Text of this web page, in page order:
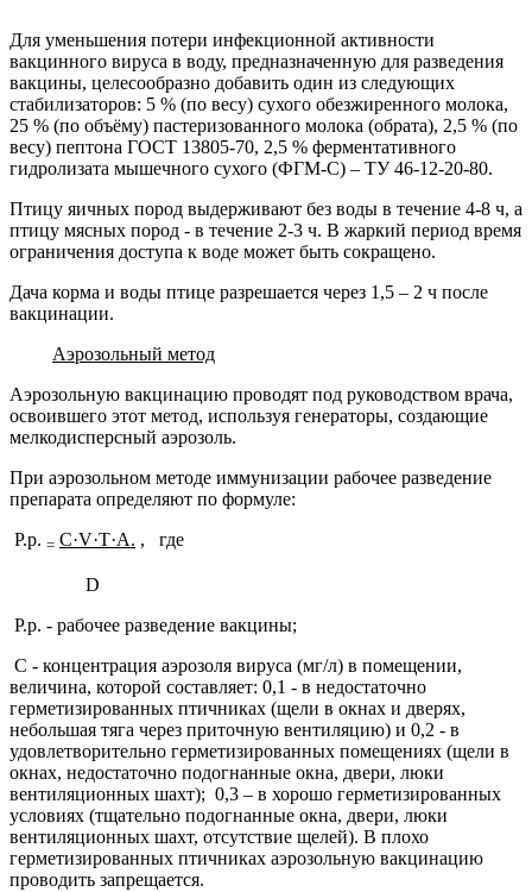
Для уменьшения потери инфекционной активности
вакцинного вируса в воду, предназначенную для разведения
вакцины, целесообразно добавить один из следующих
стабилизаторов: 5 % (по весу) сухого обезжиренного молока,
25 % (по объёму) пастеризованного молока (обрата), 2,5 % (по
весу) пептона ГОСТ 13805-70, 2,5 % ферментативного
гидролизата мышечного сухого (ФГМ-С) – ТУ 46-12-20-80.
Птицу яичных пород выдерживают без воды в течение 4-8 ч, а
птицу мясных пород - в течение 2-3 ч. В жаркий период время
ограничения доступа к воде может быть сокращено.
Дача корма и воды птице разрешается через 1,5 – 2 ч после
вакцинации.
Аэрозольный метод
Аэрозольную вакцинацию проводят под руководством врача,
освоившего этот метод, используя генераторы, создающие
мелкодисперсный аэрозоль.
При аэрозольном методе иммунизации рабочее разведение
препарата определяют по формуле:
P.р. = C·V·T·A. , где
D
Р.р. - рабочее разведение вакцины;
С - концентрация аэрозоля вируса (мг/л) в помещении,
величина, которой составляет: 0,1 - в недостаточно
герметизированных птичниках (щели в окнах и дверях,
небольшая тяга через приточную вентиляцию) и 0,2 - в
удовлетворительно герметизированных помещениях (щели в
окнах, недостаточно подогнанные окна, двери, люки
вентиляционных шахт); 0,3 – в хорошо герметизированных
условиях (тщательно подогнанные окна, двери, люки
вентиляционных шахт, отсутствие щелей). В плохо
герметизированных птичниках аэрозольную вакцинацию
проводить запрещается.